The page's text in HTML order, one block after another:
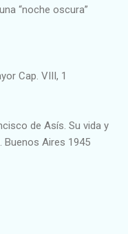
“noche oscura”
Cap. VIII, 1
de Asís. Su vida y
Buenos Aires 1945